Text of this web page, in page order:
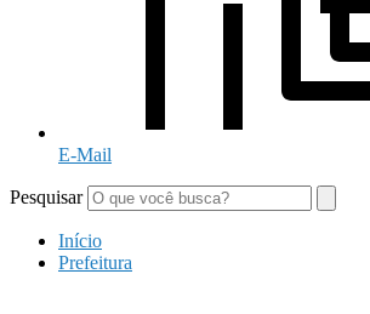
E-Mail
Pesquisar
Início
Prefeitura